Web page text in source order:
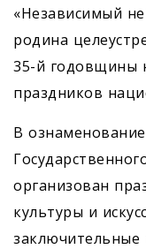
«Независимый
родина
35-й годовщины
праздников
В
организован
культуры и
заключительные